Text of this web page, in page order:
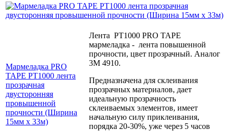
Мармеладка PRO
TAPE PT1000 лента
прозрачная
двусторонняя
провышенной
прочности (Ширина
15мм х 33м)
Лента PT1000 PRO TAPE
мармеладка - лента повышенной
прочности, цвет прозрачный. Аналог
3М 4910.
Предназначена для склеивания
прозрачных материалов, дает
идеальную прозрачность
склеиваемых элементов, имеет
начальную силу приклеивания,
порядка 20-30%, уже через 5 часов